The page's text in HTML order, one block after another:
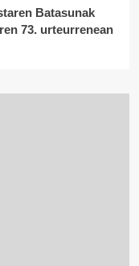
Batasunak
73. urteurrenean